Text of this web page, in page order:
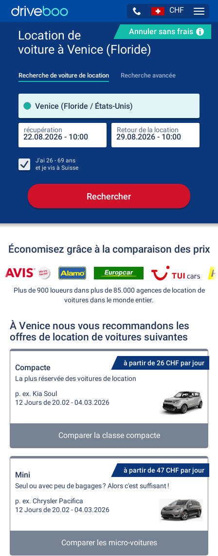
CHF
Annuler sans frais
Location de
voiture à Venice (Floride)
Recherche de voiture de location Recherche avancée
Venice (Floride / États-Unis)
récupération Retour de la location
J'ai 26 - 69 ans
et je vis à Suisse
Rechercher
Économisez grâce à la comparaison des prix
Plus de 900 loueurs dans plus de 85.000 agences de location de
voitures dans le monde entier.
À Venice nous vous recommandons les
offres de location de voitures suivantes
à partir de 26 CHF par jour
Compacte
La plus réservée des voitures de location
p. ex. Kia Soul
12 Jours de 20.02 - 04.03.2026
Comparer la classe compacte
à partir de 47 CHF par jour
Mini
Seul ou avec peu de bagages ? Alors c'est suffisant !
p. ex. Chrysler Pacifica
12 Jours de 20.02 - 04.03.2026
Comparer les micro-voitures